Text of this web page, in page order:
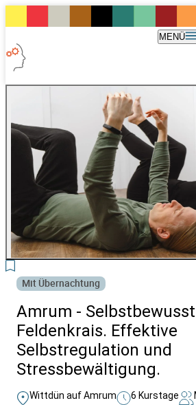
MENÜ
Mit Übernachtung
Amrum -
Feldenkrais. Effektive
Selbstregulation und
Stressbewältigung.
Wittdün auf Amrum 6 Kurstage